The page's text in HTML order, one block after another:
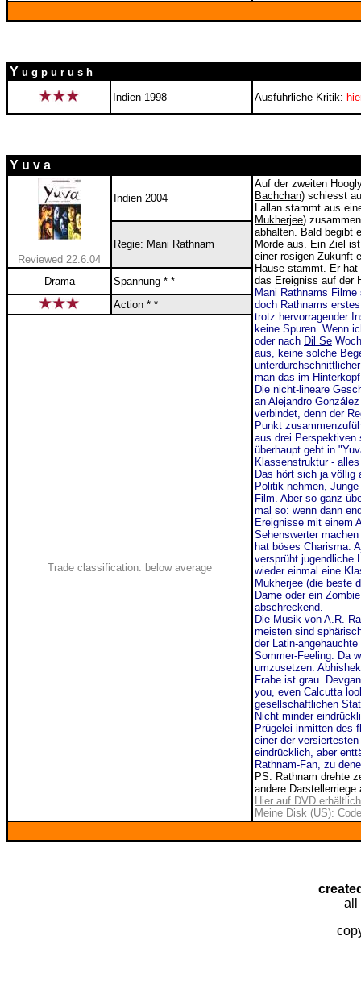
Y u g p u r u s h
Indien 1998 Ausführliche Kritik:
Y u v a
Reviewed 22.6.04
Indien 2004
Auf der zweiten
Bachchan) schiesst
Lallan stammt aus
Mukherjee)
abhalten. Bald begibt
Morde aus. Ein Ziel
einer rosigen Zukunft
Hause stammt. Er
das Ereigniss auf der
Mani Rathnams
doch Rathnams
trotz hervorragender
keine Spuren. Wenn
oder nach Dil Se
aus, keine solche
man das im
Die nicht-lineare
an Alejandro
verbindet, denn der
Punkt
aus drei Perspektiven
überhaupt geht in
Klassenstruktur -
Das hört sich ja völlig
Politik nehmen,
Film. Aber so ganz
mal so: wenn dann
Ereignisse mit einem
Sehenswerter
hat böses Charisma.
versprüht jugendliche
wieder einmal eine
Mukherjee (die beste
Dame oder ein
abschreckend.
Die Musik von A.R.
meisten sind
der Latin-
Sommer-Feeling. Da
umzusetzen:
Frabe ist grau.
you, even Calcutta
gesellschaftlichen
Nicht minder
Prügelei inmitten des
einer der
eindrücklich, aber
Rathnam-Fan, zu
PS: Rathnam drehte
andere
Hier auf DVD erhältlich
Meine Disk (US):
Regie: Mani Rathnam
Drama
Spannung * *
Action * *
Trade classification: below average
all